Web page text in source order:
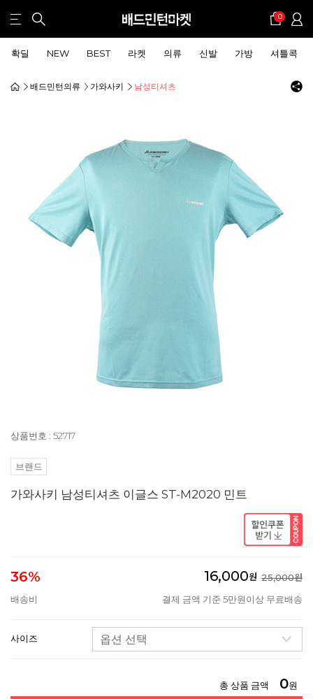
0
확딜 NEW BEST 라켓 의류 신발 가방 셔틀콕
배드민턴의류 가와사키 남성티셔츠
상품번호 : 52717
브랜드
가와사키 남성티셔츠 이글스 ST-M2020 민트
36% 16,000원 25,000원
배송비
결제 금액 기준 5만원이상 무료배송
사이즈
총 상품 금액 0원